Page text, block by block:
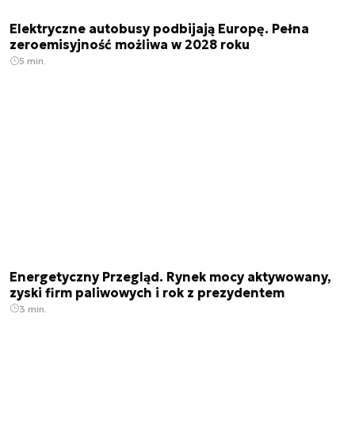
Elektryczne autobusy podbijają Europę. Pełna
zeroemisyjność możliwa w 2028 roku
5 min.
Energetyczny Przegląd. Rynek mocy aktywowany,
zyski firm paliwowych i rok z prezydentem
3 min.